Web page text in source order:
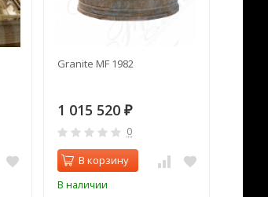
Granite MF 1982
1 015 520 ₽
0
В корзину
В наличии